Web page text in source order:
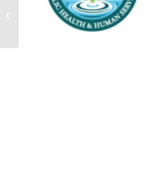
Dos nuevos centros